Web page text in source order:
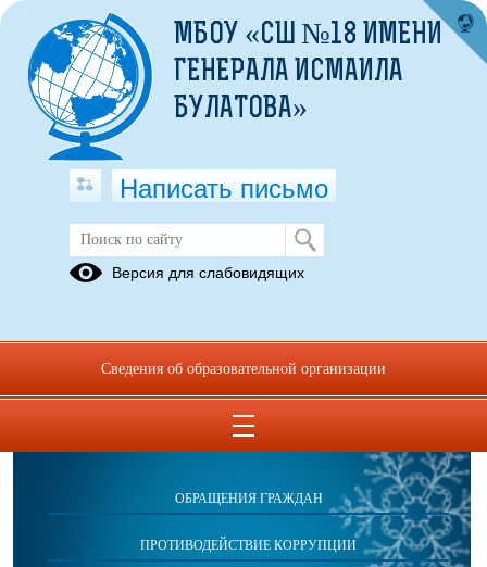
Расписание звонков
ОБРАЩЕНИЯ ГРАЖДАН
ПРОТИВОДЕЙСТВИЕ КОРРУПЦИИ
МБОУ «СШ №18 ИМЕНИ
ГЕНЕРАЛА ИСМАИЛА
БУЛАТОВА»
Написать письмо
Версия для слабовидящих
Сведения об образовательной организации